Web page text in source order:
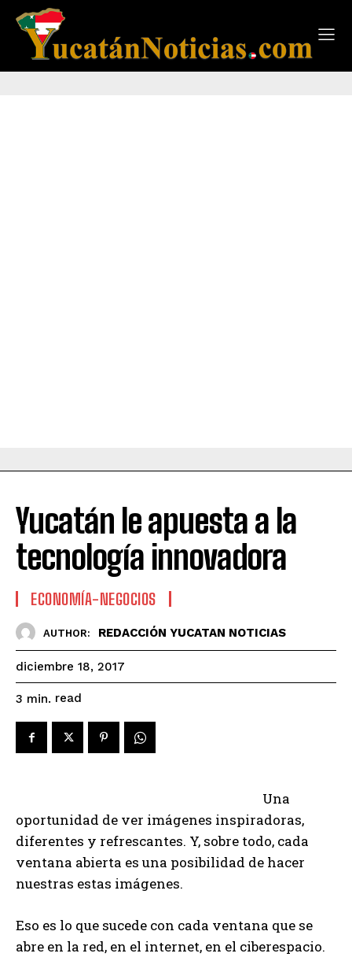
Yucatán le apuesta a la
tecnología innovadora
ECONOMÍA-NEGOCIOS
AUTHOR: REDACCIÓN YUCATAN NOTICIAS
diciembre 18, 2017
3 min. read
Una
oportunidad de ver imágenes inspiradoras,
diferentes y refrescantes. Y, sobre todo, cada
ventana abierta es una posibilidad de hacer
nuestras estas imágenes.
Eso es lo que sucede con cada ventana que se
abre en la red, en el internet, en el ciberespacio.